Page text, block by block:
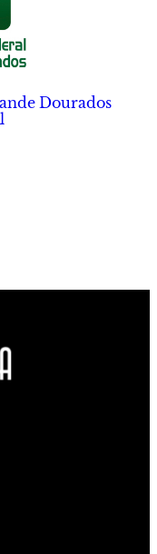
Dourados